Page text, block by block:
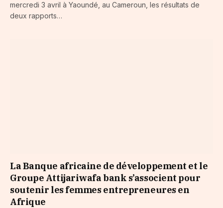
mercredi 3 avril à Yaoundé, au Cameroun, les résultats de
deux rapports…
La Banque africaine de développement et le
Groupe Attijariwafa bank s’associent pour
soutenir les femmes entrepreneures en
Afrique